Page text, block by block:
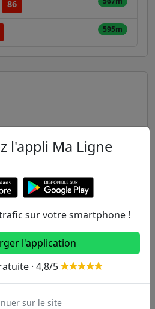
86
595m
3B 4
7B 8
12 13
l'appli Ma Ligne
sur votre smartphone !
l'application
· 4,8/5
sur le site